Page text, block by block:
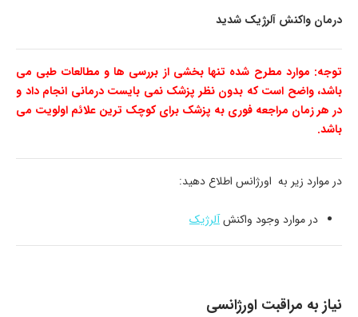
درمان واکنش آلرژیک شدید
توجه: موارد مطرح شده تنها بخشی از بررسی ها و مطالعات طبی می
باشد، واضح است که بدون نظر پزشک نمی بایست درمانی انجام داد و
در هر زمان مراجعه فوری به پزشک برای کوچک ترین علائم اولویت می
باشد.
در موارد زیر به اورژانس اطلاع دهید:
در موارد وجود واکنشآلرژیک
نیاز به مراقبت اورژانسی